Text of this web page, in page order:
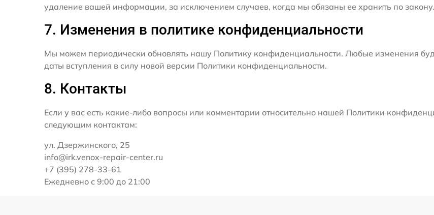
удаление вашей информации, за исключением случаев, когда мы обязаны ее хранить по закону.
7. Изменения в политике конфиденциальности
Мы можем периодически обновлять нашу Политику конфиденциальности. Любые изменения
даты вступления в силу новой версии Политики конфиденциальности.
8. Контакты
Если у вас есть какие-либо вопросы или комментарии относительно нашей Политики
следующим контактам:
ул. Дзержинского, 25
info@irk.venox-repair-center.ru
+7 (395) 278-33-61
Ежедневно с 9:00 до 21:00